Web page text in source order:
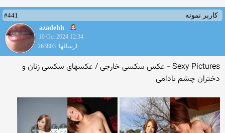
کاربر نمونه
#441
azadehh
10 Oct 2024 12:34
ارسالها: 263803
Sexy Pictures - عکس سکسی خارجی / عکسهای سکسی زنان و
دختران چشم بادامی